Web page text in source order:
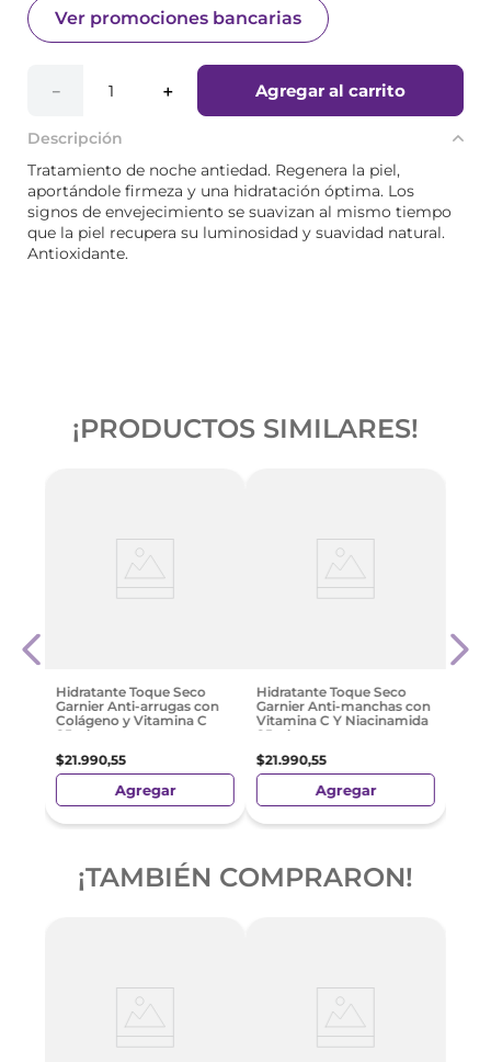
Ver promociones bancarias
＋
－ Agregar al carrito
Descripción
Tratamiento de noche antiedad. Regenera la piel,
aportándole firmeza y una hidratación óptima. Los
signos de envejecimiento se suavizan al mismo tiempo
que la piel recupera su luminosidad y suavidad natural.
Antioxidante.
¡PRODUCTOS SIMILARES!
Hidratante Toque Seco
Garnier Anti-arrugas con
Colágeno y Vitamina C
85ml
$21.990,55
Agregar
Hidratante Toque Seco
Garnier Anti-manchas con
Vitamina C Y Niacinamida
85ml
$21.990,55
Agregar
30
Tipo
¡TAMBIÉN COMPRARON!